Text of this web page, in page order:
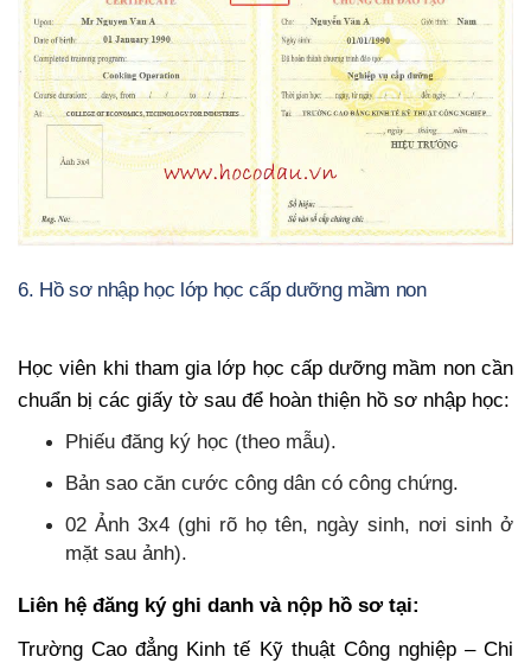
6. Hồ sơ nhập học lớp học cấp dưỡng mầm non
Học viên khi tham gia lớp học cấp dưỡng mầm non cần
chuẩn bị các giấy tờ sau để hoàn thiện hồ sơ nhập học:
Phiếu đăng ký học (theo mẫu).
Bản sao căn cước công dân có công chứng.
02 Ảnh 3x4 (ghi rõ họ tên, ngày sinh, nơi sinh ở
mặt sau ảnh).
Liên hệ đăng ký ghi danh và nộp hồ sơ tại:
Trường Cao đẳng Kinh tế Kỹ thuật Công nghiệp – Chi